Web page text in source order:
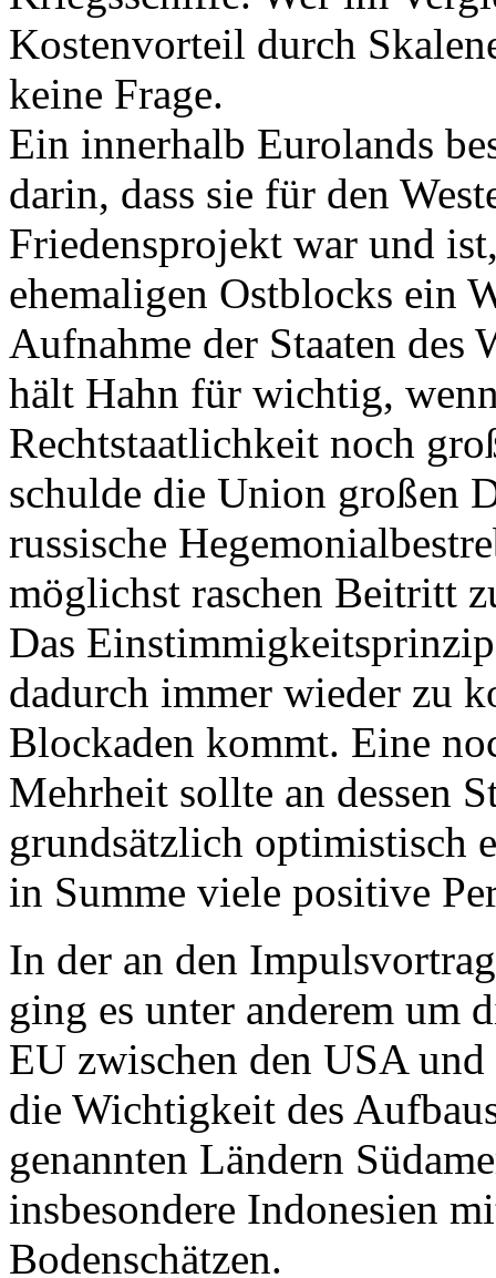
Kostenvorteil durch
keine Frage.
Ein innerhalb Eurolands
darin, dass sie für den
Friedensprojekt war und
ehemaligen Ostblocks ein
Aufnahme der Staaten des
hält Hahn für wichtig,
Rechtstaatlichkeit noch
schulde die Union großen
russische
möglichst raschen Beitritt
Das
dadurch immer wieder zu
Blockaden kommt. Eine
Mehrheit sollte an dessen
grundsätzlich optimistisch
in Summe viele positive
In der an den
ging es unter anderem um
EU zwischen den USA
die Wichtigkeit des
genannten Ländern
insbesondere Indonesien
Bodenschätzen.